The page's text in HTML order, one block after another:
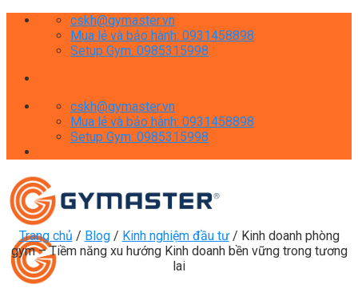
Skip
cskh@gymaster.vn
Mua lẻ và bảo hành: 0931458898
Setup Gym: 0985315998
cskh@gymaster.vn
Mua lẻ và bảo hành: 0931458898
Setup Gym: 0985315998
Trang chủ / Blog / Kinh nghiệm đầu tư / Kinh doanh phòng
gym – Tiềm năng xu hướng Kinh doanh bền vững trong tương
lai